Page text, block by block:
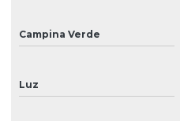
Campina Verde
Luz